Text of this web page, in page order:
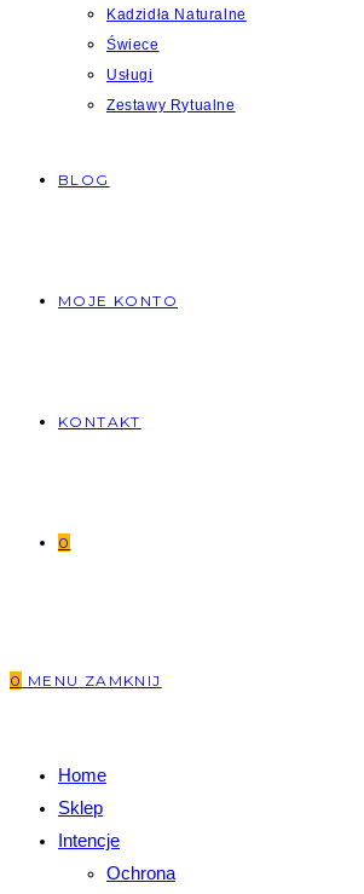
Kadzidła Naturalne
Świece
Usługi
Zestawy Rytualne
BLOG
MOJE KONTO
KONTAKT
0
0 MENU ZAMKNIJ
Home
Sklep
Intencje
Ochrona